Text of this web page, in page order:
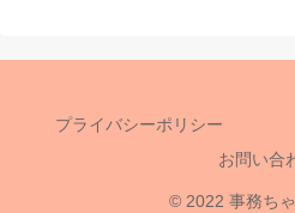
プライバシーポリシー
お問い合
© 2022 事務ち